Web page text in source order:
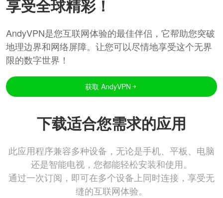
享受全球精彩！
AndyVPN是您互联网体验的最佳伴侣，它帮助您突破
地理边界和网络屏障。让您可以尽情地享受这个无界
限的数字世界！
获取 AndyVPN
下载适合您需求的应用
此应用程序兼容多种设备，无论是手机、平板、电脑
还是智能电视，您都能轻松安装和使用。
通过一次订阅，即可在多个设备上同时连接，享受无
缝的互联网体验。